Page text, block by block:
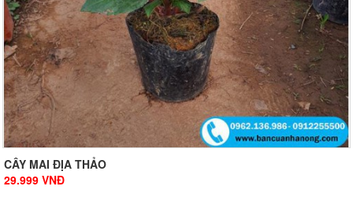
CÂY MAI ĐỊA THẢO
29.999 VNĐ